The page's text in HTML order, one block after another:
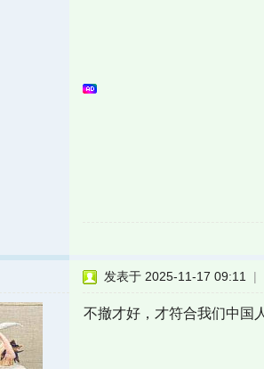
发表于 2025-11-17 09:11 |
不撤才好，才符合我们中国